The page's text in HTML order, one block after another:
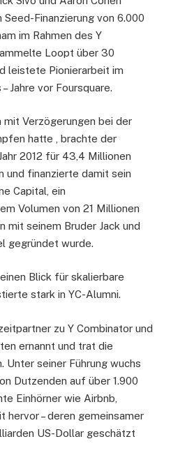
Finanzierung von 6.000
im Rahmen des Y
Loopt über 30
leistete Pionierarbeit im
Jahre vor Foursquare.
Verzögerungen bei der
hatte , brachte der
2012 für 43,4 Millionen
und finanzierte damit sein
Capital, ein
Volumen von 21 Millionen
mit seinem Bruder Jack und
gegründet wurde.
Blick für skalierbare
stark in YC-Alumni.
zu Y Combinator und
ernannt und trat die
Unter seiner Führung wuchs
Dutzenden auf über 1.900
Einhörner wie Airbnb,
hervor – deren gemeinsamer
US-Dollar geschätzt